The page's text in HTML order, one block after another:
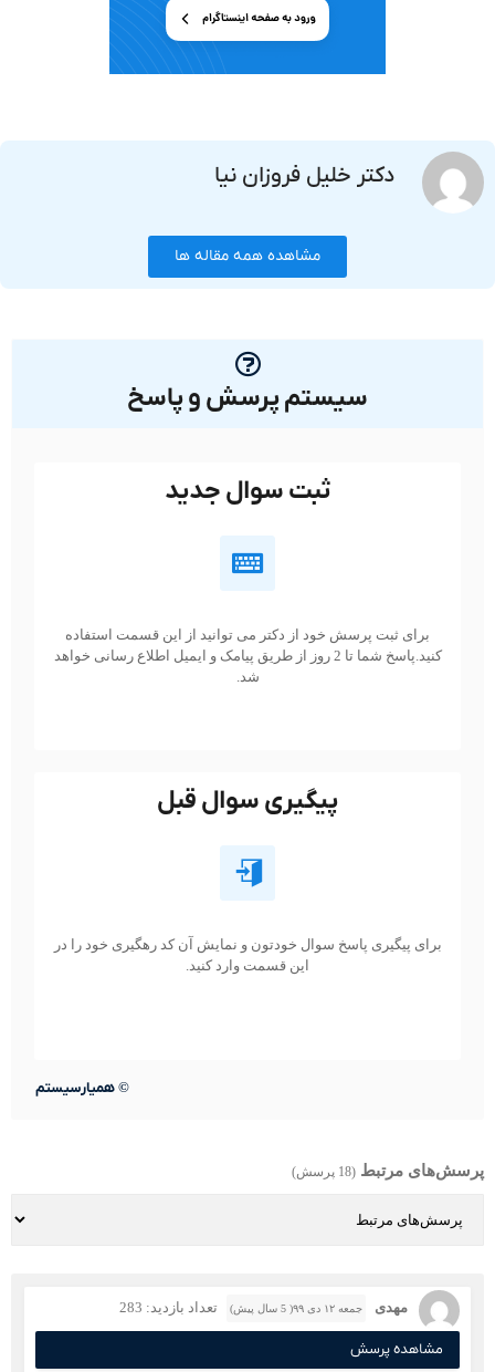
دکتر خلیل فروزان نیا
مشاهده همه مقاله ها
سیستم پرسش و پاسخ
ثبت سوال جدید
برای ثبت پرسش خود از دکتر می توانید از این قسمت استفاده
کنید.پاسخ شما تا 2 روز از طریق پیامک و ایمیل اطلاع رسانی خواهد
شد.
پیگیری سوال قبل
برای پیگیری پاسخ سوال خودتون و نمایش آن کد رهگیری خود را در
این قسمت وارد کنید.
© همیارسیستم
پرسش‌های مرتبط (18 پرسش)
مهدی جمعه ۱۲ دی ۹۹( 5 سال پیش) تعداد بازدید: 283
مشاهده پرسش